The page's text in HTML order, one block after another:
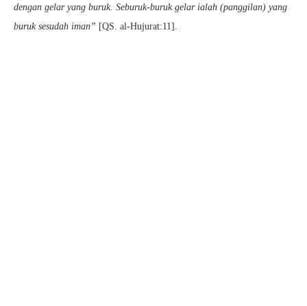
dengan gelar yang buruk. Seburuk-buruk gelar ialah (panggilan) yang
buruk sesudah iman” [QS. al-Hujurat:11].